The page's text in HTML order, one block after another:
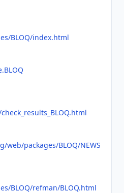
BLOQ/index.html
packages/BLOQ/NEWS
BLOQ/refman/BLOQ.html